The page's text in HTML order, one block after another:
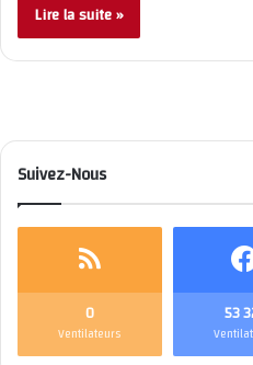
Lire la suite »
Suivez-Nous
0
Ventilateurs
53